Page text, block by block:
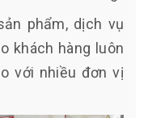
phẩm, dịch vụ
khách hàng luôn
với nhiều đơn vị